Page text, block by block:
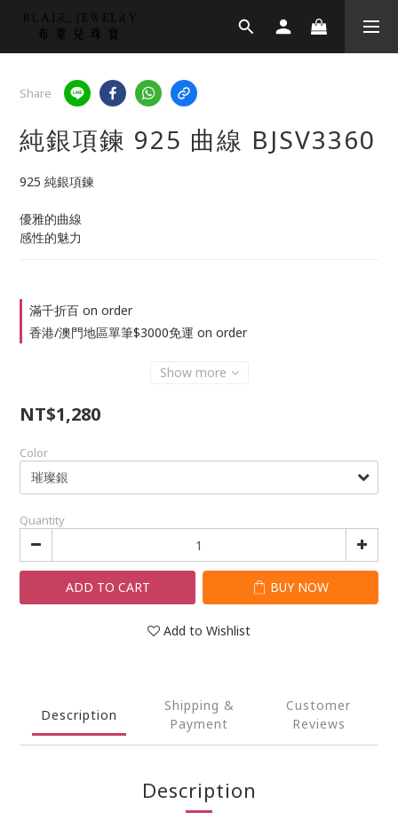
Share
純銀項鍊 925 曲線 BJSV3360
925 純銀項鍊
優雅的曲線
感性的魅力
滿千折百 on order
香港/澳門地區單筆$3000免運 on order
Show more
NT$1,280
Color
Quantity
ADD TO CART BUY NOW
Add to Wishlist
Description
Shipping &
Payment
Customer
Reviews
Description